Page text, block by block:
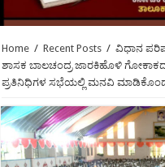
Home / Recent Posts / ವಿಧಾನ
ಶಾಸಕ ಬಾಲಚಂದ್ರ ಜಾರಕಿಹೊಳಿ
ಪ್ರತಿನಿಧಿಗಳ ಸಭೆಯಲ್ಲಿ ಮನವಿ